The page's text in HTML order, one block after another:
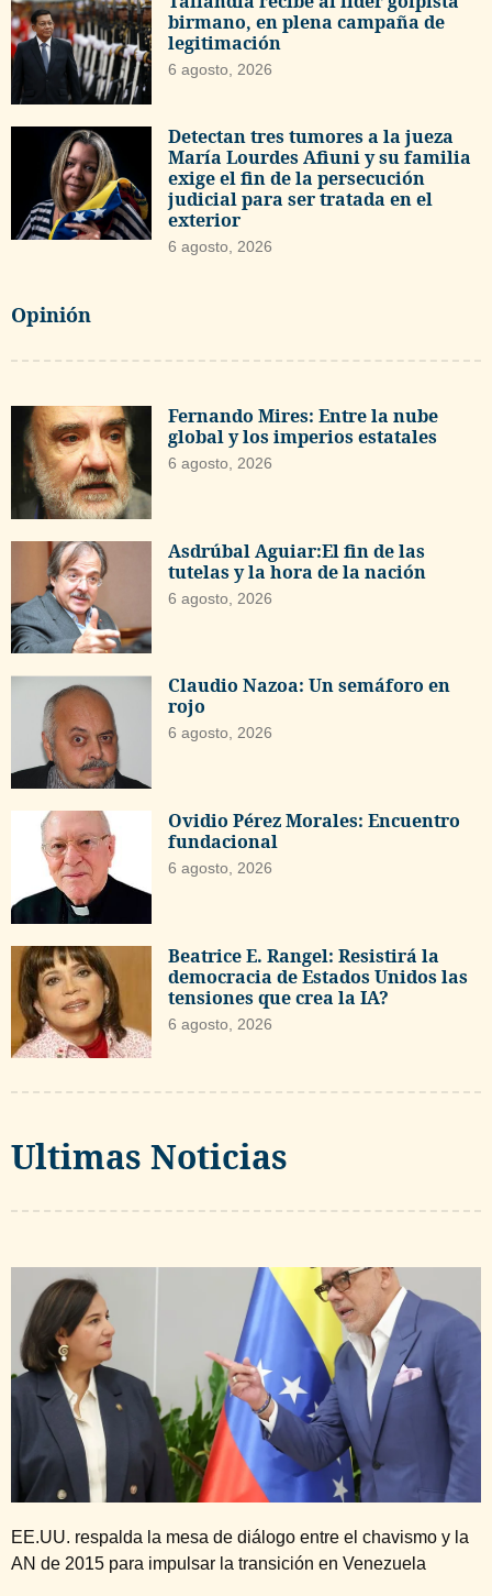
birmano, en plena campaña de
legitimación
6 agosto, 2026
Detectan tres tumores a la jueza
María Lourdes Afiuni y su familia
exige el fin de la persecución
judicial para ser tratada en el
exterior
6 agosto, 2026
Opinión
Fernando Mires: Entre la nube
global y los imperios estatales
6 agosto, 2026
Asdrúbal Aguiar:El fin de las
tutelas y la hora de la nación
6 agosto, 2026
Claudio Nazoa: Un semáforo en
rojo
6 agosto, 2026
Ovidio Pérez Morales: Encuentro
fundacional
6 agosto, 2026
Beatrice E. Rangel: Resistirá la
democracia de Estados Unidos las
tensiones que crea la IA?
6 agosto, 2026
Ultimas Noticias
EE.UU. respalda la mesa de diálogo entre el chavismo y la
AN de 2015 para impulsar la transición en Venezuela